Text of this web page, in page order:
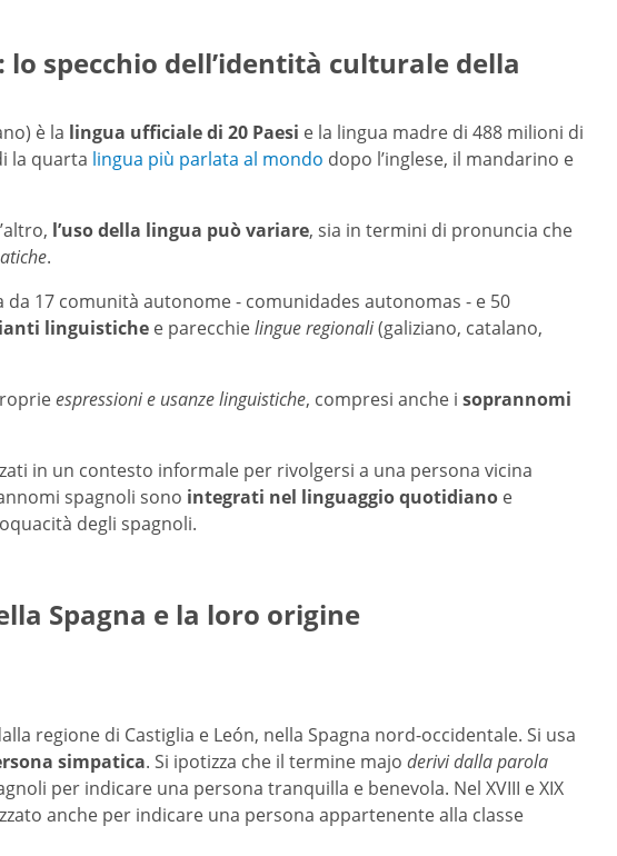
specchio dell’identità culturale della
è la lingua ufficiale di 20 Paesi e la lingua madre di 488 milioni di
la quarta lingua più parlata al mondo dopo l’inglese, il mandarino e
l’uso della lingua può variare, sia in termini di pronuncia che
.
da 17 comunità autonome - comunidades autonomas - e 50
linguistiche e parecchielingue regionali(galiziano, catalano,
espressioni e usanze linguistiche, compresi anche i soprannomi
in un contesto informale per rivolgersi a una persona vicina
spagnoli sono integrati nel linguaggio quotidiano e
degli spagnoli.
Spagna e la loro origine
regione di Castiglia e León, nella Spagna nord-occidentale. Si usa
simpatica. Si ipotizza che il termine majo derivi dalla parola
per indicare una persona tranquilla e benevola. Nel XVIII e XIX
anche per indicare una persona appartenente alla classe